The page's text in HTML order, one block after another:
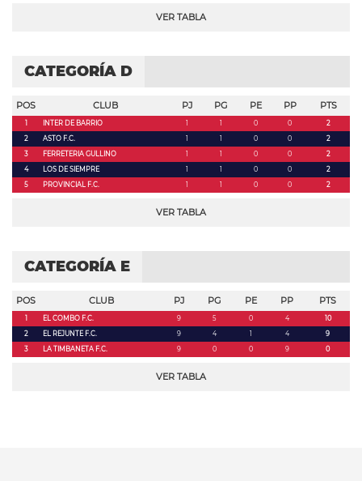
VER TABLA
CATEGORÍA D
POS CLUB PJ PG PE PP PTS
1 INTER DE BARRIO 1 1 0 0
2
2
ASTO F.C. 1 1 0 0
2
3
FERRETERIA GULLINO 1 1 0 0
2
4
LOS DE SIEMPRE 1 1 0 0
2
5
PROVINCIAL F.C. 1 1 0 0 2
VER TABLA
CATEGORÍA E
POS CLUB PJ PG PE PP PTS
1 EL COMBO F.C. 9 5 0 4
10
2
EL REJUNTE F.C. 9 4 1 4
9
3
LA TIMBANETA F.C. 9 0 0 9 0
VER TABLA